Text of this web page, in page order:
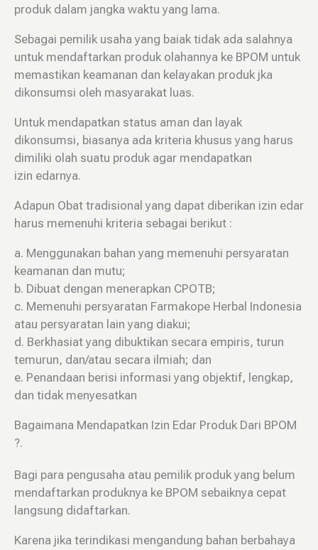
produk dalam jangka waktu yang lama.
Sebagai pemilik usaha yang baiak tidak ada salahnya
untuk mendaftarkan produk olahannya ke BPOM untuk
memastikan keamanan dan kelayakan produk jka
dikonsumsi oleh masyarakat luas.
Untuk mendapatkan status aman dan layak
dikonsumsi, biasanya ada kriteria khusus yang harus
dimiliki olah suatu produk agar mendapatkan
izin edarnya.
Adapun Obat tradisional yang dapat diberikan izin edar
harus memenuhi kriteria sebagai berikut :
a. Menggunakan bahan yang memenuhi persyaratan
keamanan dan mutu;
b. Dibuat dengan menerapkan CPOTB;
c. Memenuhi persyaratan Farmakope Herbal Indonesia
atau persyaratan lain yang diakui;
d. Berkhasiat yang dibuktikan secara empiris, turun
temurun, dan/atau secara ilmiah; dan
e. Penandaan berisi informasi yang objektif, lengkap,
dan tidak menyesatkan
Bagaimana Mendapatkan Izin Edar Produk Dari BPOM
?.
Bagi para pengusaha atau pemilik produk yang belum
mendaftarkan produknya ke BPOM sebaiknya cepat
langsung didaftarkan.
Karena jika terindikasi mengandung bahan berbahaya